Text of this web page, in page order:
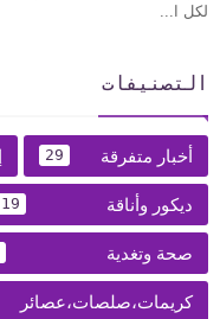
لكل ا...
التصنيفات
أخبار متفرقة 29
ديكور وأناقة 19
صحة وتغدية
كريمات،صلصات،عصائر